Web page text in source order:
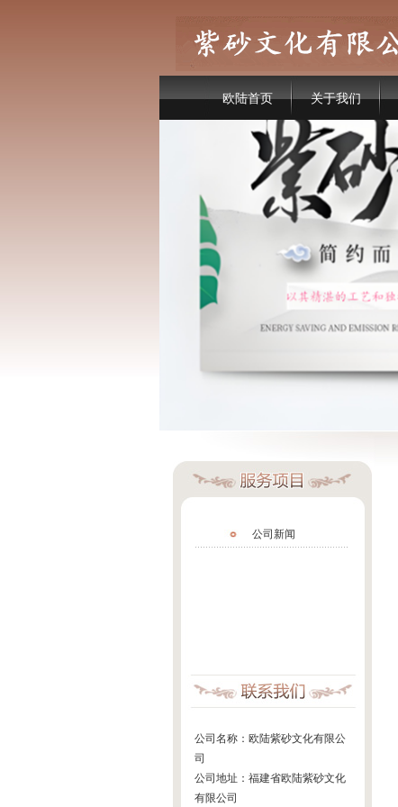
欧陆首页 关于我们
公司名称：欧陆紫砂文化有限公
司
公司地址：福建省欧陆紫砂文化
有限公司
公司新闻